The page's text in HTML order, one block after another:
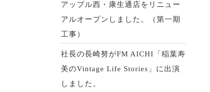
アップル西・康生通店をリニュー
アルオープンしました。（第一期
工事）
社長の長崎努がFM AICHI「稲葉寿
美のVintage Life Stories」に出演
しました。